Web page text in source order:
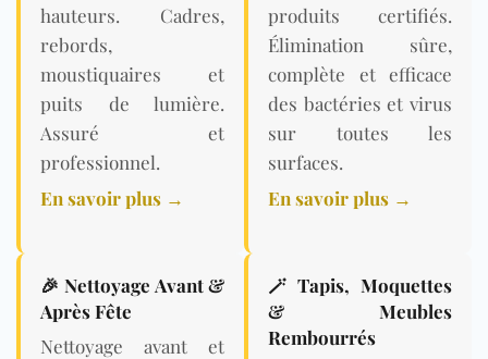
hauteurs. Cadres,
rebords,
moustiquaires et
puits de lumière.
Assuré et
professionnel.
En savoir plus →
produits certifiés.
Élimination sûre,
complète et efficace
des bactéries et virus
sur toutes les
surfaces.
En savoir plus →
🎉 Nettoyage Avant &
Après Fête
Nettoyage avant et
🪄 Tapis, Moquettes
& Meubles
Rembourrés